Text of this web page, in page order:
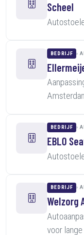
Scheel
BEDRIJF
BEDRIJF
EBLO
BEDRIJF
Welzorg
voor